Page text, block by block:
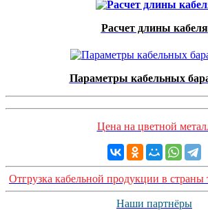
Расчет длины кабеля
Параметры кабельных
Цена на цветной
Отгрузка кабельной продукции в
Наши партнёры